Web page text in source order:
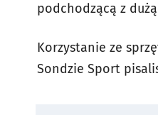
podchodzącą z
Korzystanie ze
Sondzie Sport